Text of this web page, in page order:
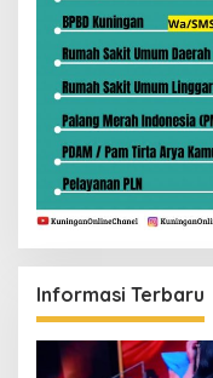
Informasi Terbaru